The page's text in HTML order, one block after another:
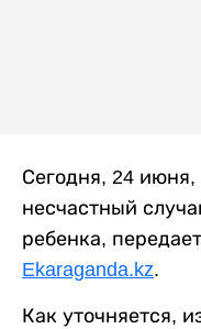
Сегодня, 24
несчастный
ребенка, передает
Ekaraganda.kz.
Как уточняется,